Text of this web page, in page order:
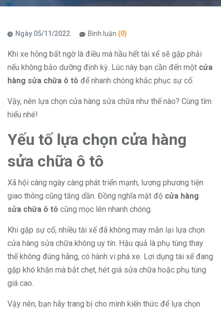
Ngày 05/11/2022 Bình luận (0)
Khi xe hỏng bất ngờ là điều mà hầu hết tài xế sẽ gặp phải
nếu không bảo dưỡng định kỳ. Lúc này bạn cần đến một cửa
hàng sửa chữa ô tô để nhanh chóng khắc phục sự cố.
Vậy, nên lựa chọn cửa hàng sửa chữa như thế nào? Cùng tìm
hiểu nhé!
Yếu tố lựa chọn cửa hàng
sửa chữa ô tô
Xã hội càng ngày càng phát triển mạnh, lượng phương tiện
giao thông cũng tăng dần. Đồng nghĩa mật độ cửa hàng
sửa chữa ô tô cũng mọc lên nhanh chóng.
Khi gặp sự cố, nhiều tài xế đã không may mắn lại lựa chọn
cửa hàng sửa chữa không uy tín. Hậu quả là phụ tùng thay
thế không đúng hãng, có hành vi phá xe. Lợi dụng tài xế đang
gặp khó khăn mà bắt chẹt, hét giá sửa chữa hoặc phụ tùng
giá cao.
Vậy nên, bạn hãy trang bị cho mình kiến thức để lựa chọn